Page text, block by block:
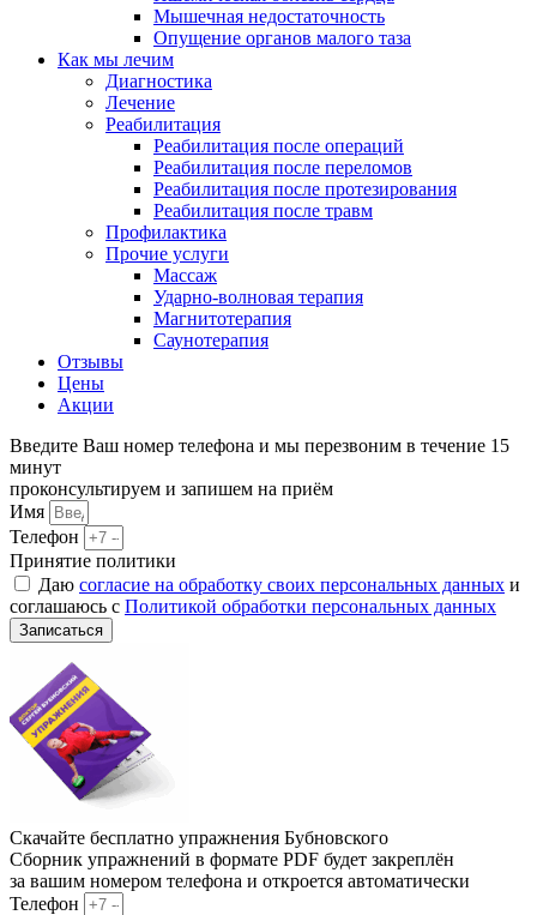
Мышечная недостаточность
Опущение органов малого таза
Как мы лечим
Диагностика
Лечение
Реабилитация
Реабилитация после операций
Реабилитация после переломов
Реабилитация после протезирования
Реабилитация после травм
Профилактика
Прочие услуги
Массаж
Ударно-волновая терапия
Магнитотерапия
Саунотерапия
Отзывы
Цены
Акции
Введите Ваш номер телефона и мы перезвоним в течение 15
минут
проконсультируем и запишем на приём
Имя
Телефон
Принятие политики
Даю согласие на обработку своих персональных данных и
соглашаюсь с Политикой обработки персональных данных
Записаться
Скачайте бесплатно упражнения Бубновского
Сборник упражнений в формате PDF будет закреплён
за вашим номером телефона и откроется автоматически
Телефон